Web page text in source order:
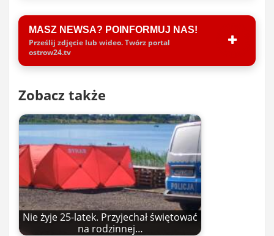
MASZ NEWSA? POINFORMUJ NAS!
Prześlij zdjęcie lub wideo. Twórz portal
ostrow24.tv
Zobacz także
Nie żyje 25-latek. Przyjechał świętować
na rodzinnej…